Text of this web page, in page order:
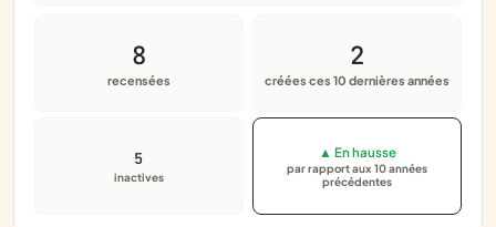
8
recensées
2
créées ces 10 dernières années
5
inactives
▲ En hausse
par rapport aux 10 années
précédentes